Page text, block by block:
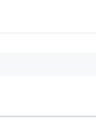
物であると…